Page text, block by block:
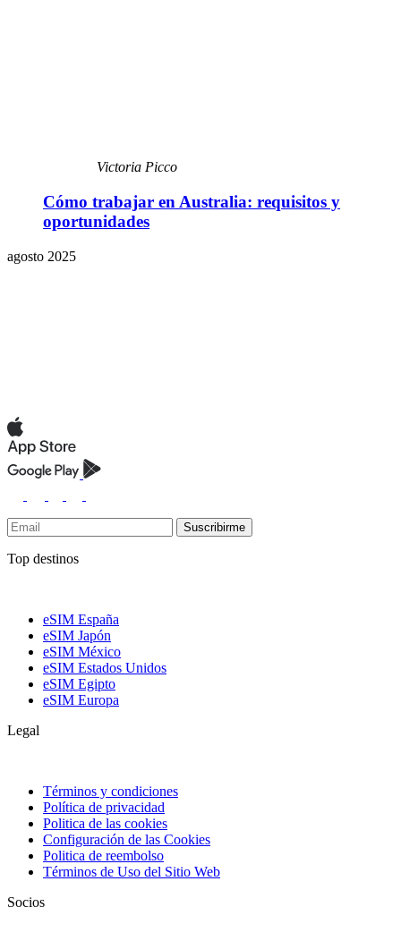
Victoria Picco
Cómo trabajar en Australia: requisitos y
oportunidades
agosto 2025
Suscribirme
Top destinos
eSIM España
eSIM Japón
eSIM México
eSIM Estados Unidos
eSIM Egipto
eSIM Europa
Legal
Términos y condiciones
Política de privacidad
Politica de las cookies
Configuración de las Cookies
Politica de reembolso
Términos de Uso del Sitio Web
Socios